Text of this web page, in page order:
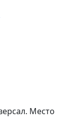
Место